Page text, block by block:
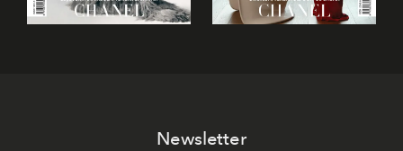
Newsletter